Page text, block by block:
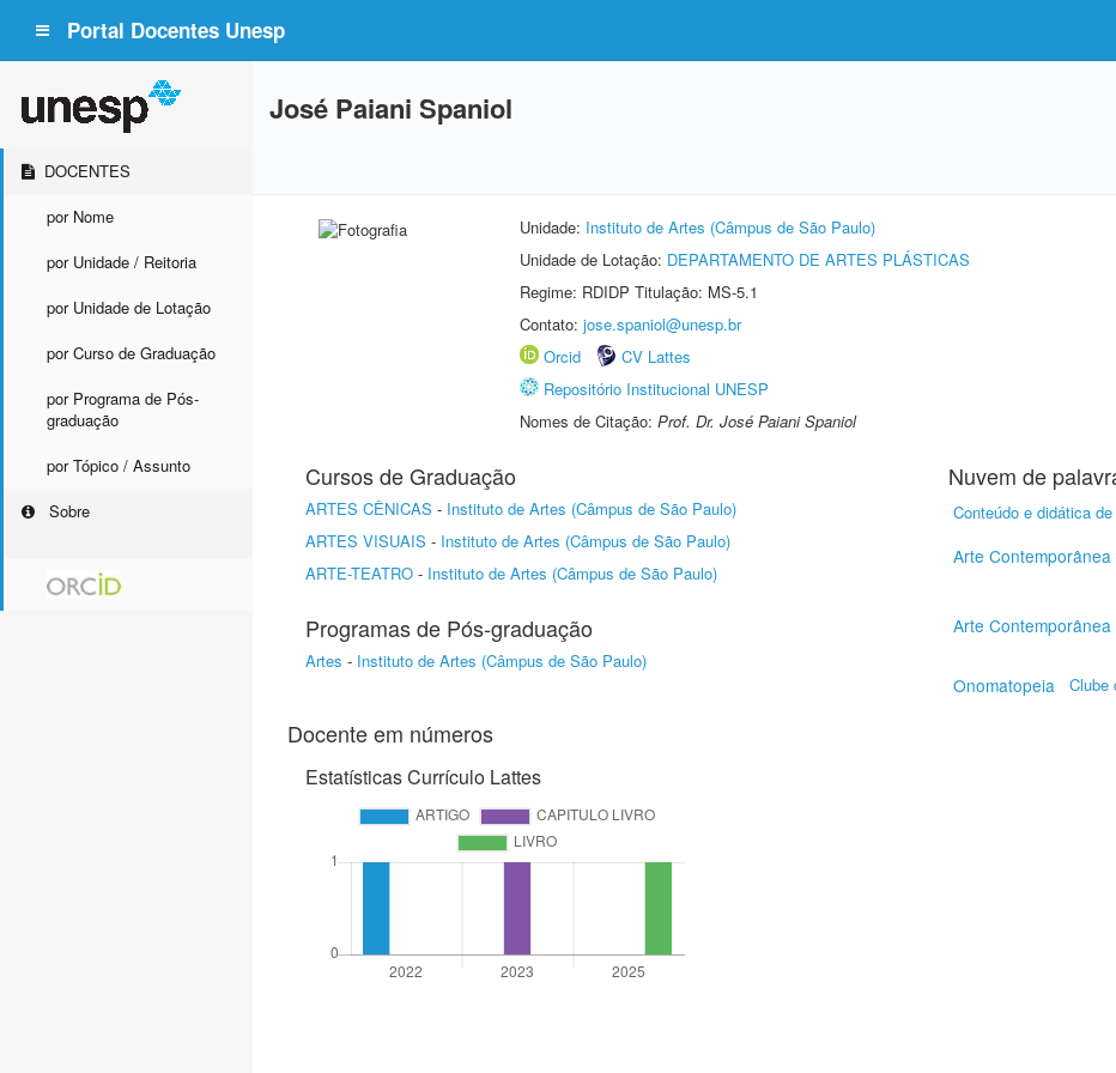
Portal Docentes Unesp
DOCENTES
por Nome
por Unidade / Reitoria
por Unidade de Lotação
por Curso de Graduação
por Programa de Pós-
graduação
por Tópico / Assunto
Sobre
José Paiani Spaniol
Unidade: Instituto de Artes (Câmpus de São Paulo)
Unidade de Lotação: DEPARTAMENTO DE ARTES PLÁSTICAS
Regime: RDIDP Titulação: MS-5.1
Contato: jose.spaniol@unesp.br
Orcid
CV Lattes
Repositório Institucional UNESP
Nomes de Citação: Prof. Dr. José Paiani Spaniol
Cursos de Graduação
ARTES CÊNICAS - Instituto de Artes (Câmpus de São Paulo)
ARTES VISUAIS - Instituto de Artes (Câmpus de São Paulo)
ARTE-TEATRO - Instituto de Artes (Câmpus de São Paulo)
Programas de Pós-graduação
Artes - Instituto de Artes (Câmpus de São Paulo)
Nuvem de
Conteúdo e didática
Arte
Arte
Onomatopeia Clube
Docente em números
Estatísticas Currículo Lattes